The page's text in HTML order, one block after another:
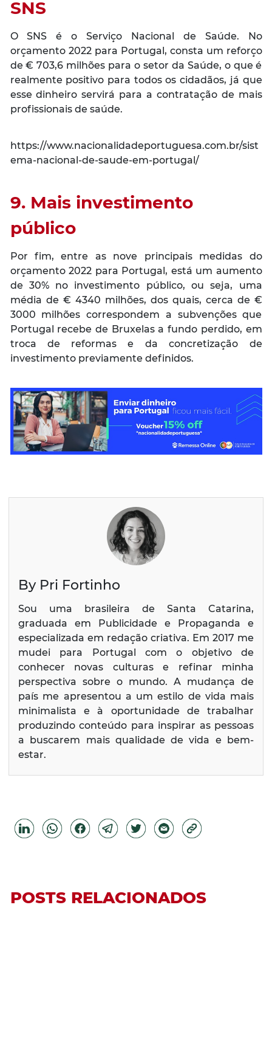
SNS
O SNS é o Serviço Nacional de Saúde. No
orçamento 2022 para Portugal, consta um reforço
de € 703,6 milhões para o setor da Saúde, o que é
realmente positivo para todos os cidadãos, já que
esse dinheiro servirá para a contratação de mais
profissionais de saúde.
https://www.nacionalidadeportuguesa.com.br/sist
ema-nacional-de-saude-em-portugal/
9. Mais investimento
público
Por fim, entre as nove principais medidas do
orçamento 2022 para Portugal, está um aumento
de 30% no investimento público, ou seja, uma
média de € 4340 milhões, dos quais, cerca de €
3000 milhões correspondem a subvenções que
Portugal recebe de Bruxelas a fundo perdido, em
troca de reformas e da concretização de
investimento previamente definidos.
By Pri Fortinho
Sou uma brasileira de Santa Catarina,
graduada em Publicidade e Propaganda e
especializada em redação criativa. Em 2017 me
mudei para Portugal com o objetivo de
conhecer novas culturas e refinar minha
perspectiva sobre o mundo. A mudança de
país me apresentou a um estilo de vida mais
minimalista e à oportunidade de trabalhar
produzindo conteúdo para inspirar as pessoas
a buscarem mais qualidade de vida e bem-
estar.
POSTS RELACIONADOS